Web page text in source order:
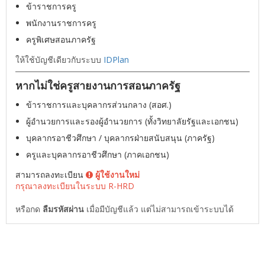
ข้าราชการครู
พนักงานราชการครู
ครูพิเศษสอนภาครัฐ
ให้ใช้บัญชีเดียวกับระบบ IDPlan
หากไม่ใช่ครูสายงานการสอนภาครัฐ
ข้าราชการและบุคลากรส่วนกลาง (สอศ.)
ผู้อำนวยการและรองผู้อำนวยการ (ทั้งวิทยาลัยรัฐและเอกชน)
บุคลากรอาชีวศึกษา / บุคลากรฝ่ายสนับสนุน (ภาครัฐ)
ครูและบุคลากรอาชีวศึกษา (ภาคเอกชน)
สามารถลงทะเบียน
ผู้ใช้งานใหม่
กรุณาลงทะเบียนในระบบ R-HRD
หรือกด ลืมรหัสผ่าน เมื่อมีบัญชีแล้ว แต่ไม่สามารถเข้าระบบได้